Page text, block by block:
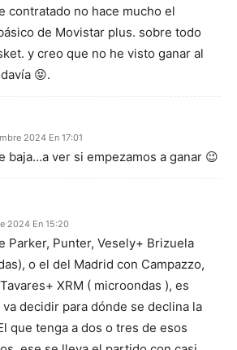
contratado no hace mucho el
de Movistar plus. sobre todo
y creo que no he visto ganar al
😝.
2024 En 17:01
baja…a ver si empezamos a ganar 😉
2024 En 15:20
Parker, Punter, Vesely+ Brizuela
o el del Madrid con Campazzo,
XRM ( microondas ), es
decidir para dónde se declina la
que tenga a dos o tres de esos